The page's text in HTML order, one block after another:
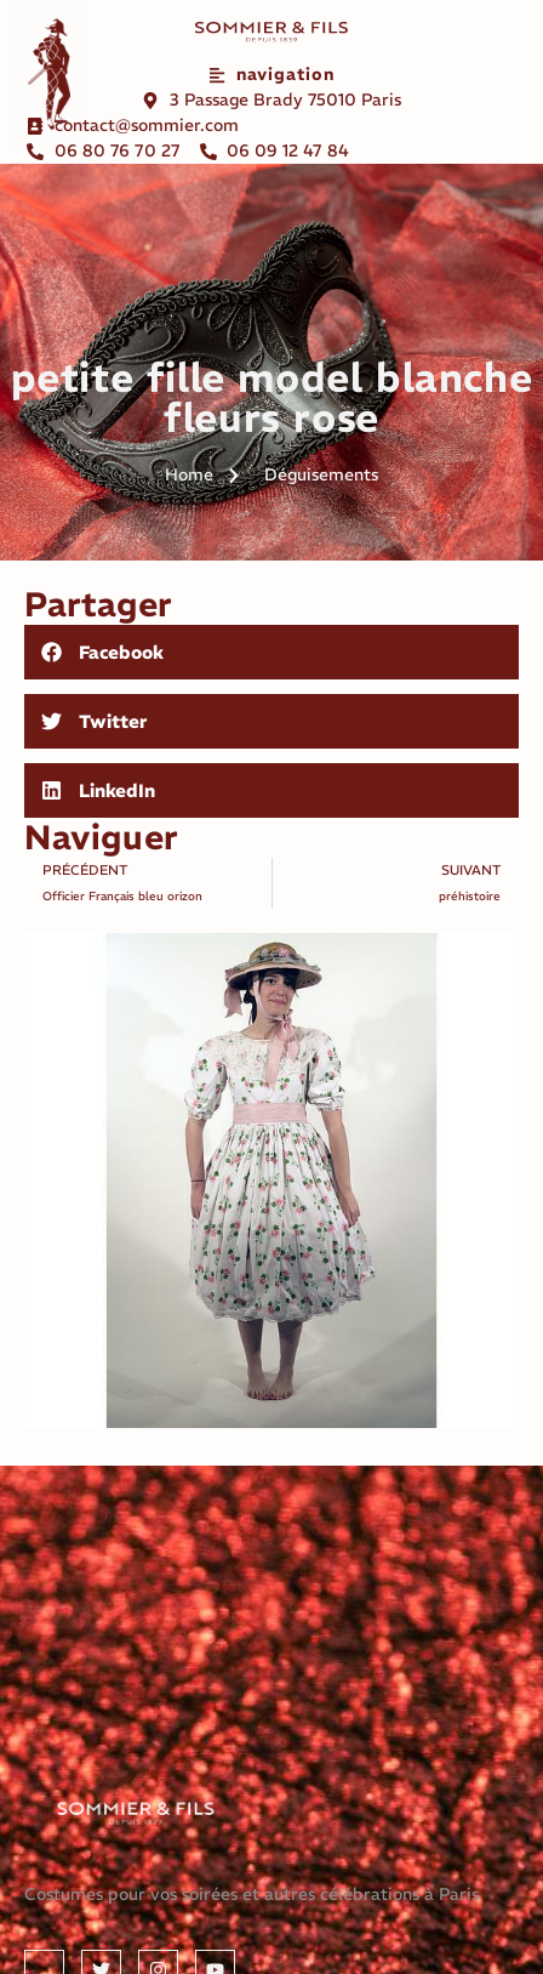
navigation
3 Passage Brady 75010 Paris
contact@sommier.com
06 80 76 70 27
06 09 12 47 84
petite fille model blanche
fleurs rose
Home Déguisements
Partager
Facebook
Twitter
LinkedIn
Naviguer
PRÉCÉDENT
Officier Français bleu orizon
SUIVANT
préhistoire
Costumes pour vos soirées et autres célébrations à Paris